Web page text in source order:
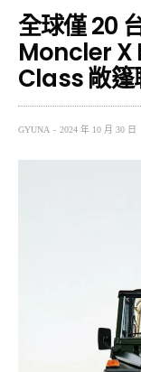
全球僅 20
Moncler X
Class 敞篷
GYUNA 2024 年 10 月 30 日